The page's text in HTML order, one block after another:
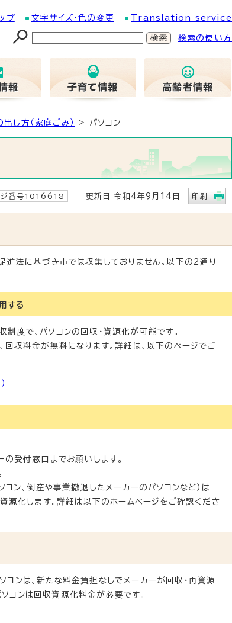
プ 文字サイズ・色の変更 Translation service
検索の使い方
出し方（家庭ごみ） > パソコン
ジ番号1016618 更新日 令和4年9月14日 印刷
進法に基づき市では収集しておりません。以下の2通り
する
度で、パソコンの回収・資源化が可能です。
収料金が無料になります。詳細は、以下のページでご
受付窓口までお願いします。
コン、倒産や事業撤退したメーカーのパソコンなど）は
化します。詳細は以下のホームページをご確認くださ
ンは、新たな料金負担なしでメーカーが回収・再資源
コンは回収資源化料金が必要です。